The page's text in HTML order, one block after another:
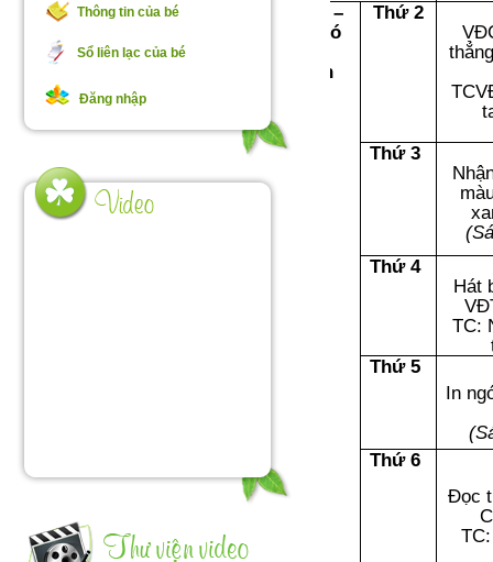
Thông tin của bé
Sổ liên lạc của bé
Đăng nhập
Chơi –
tập có
định
Thứ 2
Thứ 3
Thứ 4
Hát
TC:
Thứ 5
In
Thứ 6
Đọc